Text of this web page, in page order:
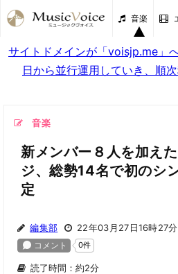
音楽
サイトドメインが「voisjp.me」
日から並行運用していき、順
音楽
新メンバー８人を加え
ジ、総勢14名で初のシ
定
編集部 22年03月27日16時27分
読了時間：約2分